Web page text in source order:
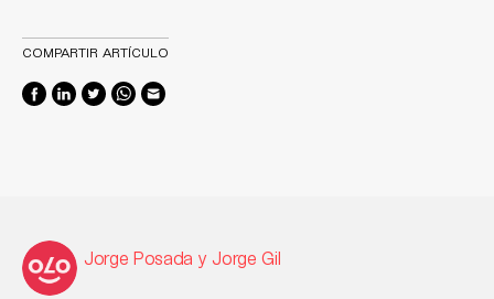
COMPARTIR ARTÍCULO
Jorge Posada y Jorge Gil